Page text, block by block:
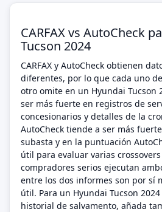
CARFAX vs AutoCheck
Tucson 2024
CARFAX y AutoCheck obtienen
diferentes, por lo que cada uno
otro omite en un Hyundai Tucson
ser más fuerte en registros de
concesionarios y detalles de la
AutoCheck tiende a ser más
subasta y en la puntuación
útil para evaluar varias
compradores serios ejecutan
entre los dos informes son por sí
útil. Para un Hyundai Tucson
historial de salvamento, añada